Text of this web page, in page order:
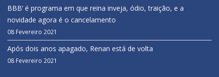
BBB’ é programa em que reina inveja, ódio, traição, e a
novidade agora é o cancelamento
08 Fevereiro 2021
Após dois anos apagado, Renan está de volta
08 Fevereiro 2021